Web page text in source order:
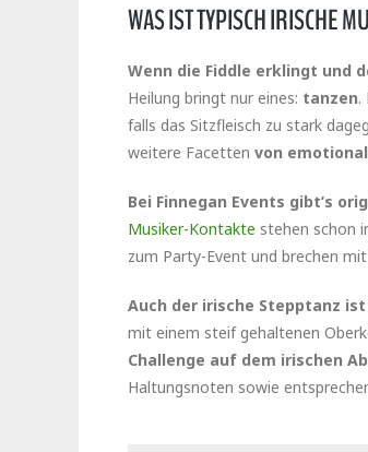
WAS IST TYPISCH IRISCHE
Wenn die Fiddle erklingt und
Heilung bringt nur eines: tanzen.
falls das Sitzfleisch zu stark
weitere Facetten von
Bei Finnegan Events gibt’s
Musiker-Kontakte stehen schon
zum Party-Event und brechen
Auch der irische Stepptanz
mit einem steif gehaltenen
Challenge auf dem irischen
Haltungsnoten sowie